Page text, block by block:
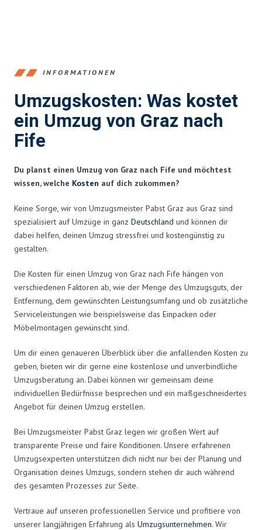
INFORMATIONEN
Umzugskosten: Was kostet
ein Umzug von Graz nach
Fife
Du planst einen Umzug von Graz nach Fife und möchtest
wissen, welche Kosten auf dich zukommen?
Keine Sorge, wir von Umzugsmeister Pabst Graz aus Graz sind
spezialisiert auf Umzüge in ganz Deutschland und können dir
dabei helfen, deinen Umzug stressfrei und kostengünstig zu
gestalten.
Die Kosten für einen Umzug von Graz nach Fife hängen von
verschiedenen Faktoren ab, wie der Menge des Umzugsguts, der
Entfernung, dem gewünschten Leistungsumfang und ob zusätzliche
Serviceleistungen wie beispielsweise das Einpacken oder
Möbelmontagen gewünscht sind.
Um dir einen genaueren Überblick über die anfallenden Kosten zu
geben, bieten wir dir gerne eine kostenlose und unverbindliche
Umzugsberatung an. Dabei können wir gemeinsam deine
individuellen Bedürfnisse besprechen und ein maßgeschneidertes
Angebot für deinen Umzug erstellen.
Bei Umzugsmeister Pabst Graz legen wir großen Wert auf
transparente Preise und faire Konditionen. Unsere erfahrenen
Umzugsexperten unterstützen dich nicht nur bei der Planung und
Organisation deines Umzugs, sondern stehen dir auch während
des gesamten Prozesses zur Seite.
Vertraue auf unseren professionellen Service und profitiere von
unserer langjährigen Erfahrung als Umzugsunternehmen. Wir